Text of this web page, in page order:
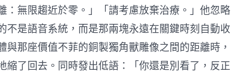
：無限趨近於零。」「請考慮放棄治療。」他忽略
不是語音系統，而是那兩塊永遠在關鍵時刻自動收
那座價值不菲的銅製獨角獸雕像之間的距離時，
縮了回去。同時發出低語：「你還是別看了，反正